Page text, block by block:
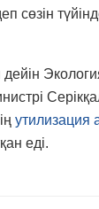
сөзін
еді.